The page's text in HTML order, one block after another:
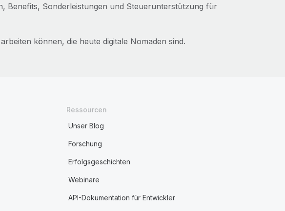
Benefits, Sonderleistungen und Steuerunterstützung für
können, die heute digitale Nomaden sind.
Ressourcen
Unser Blog
Forschung
Erfolgsgeschichten
Webinare
API-Dokumentation für Entwickler